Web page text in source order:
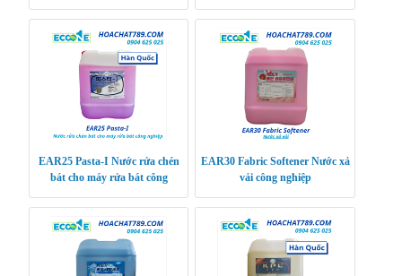
EAR25 Pasta-I Nước rửa chén
bát cho máy rửa bát công
EAR30 Fabric Softener Nước xả
vải công nghiệp